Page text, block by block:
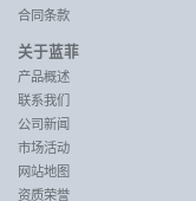
合同条款
关于蓝菲
产品概述
联系我们
公司新闻
市场活动
网站地图
资质荣誉